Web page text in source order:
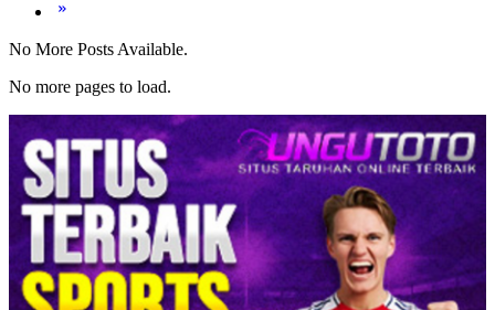
No More Posts Available.
No more pages to load.